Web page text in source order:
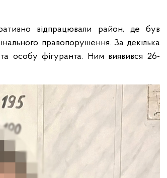
відпрацювали район, де був
правопорушення. За декілька
особу фігуранта. Ним виявився 26-